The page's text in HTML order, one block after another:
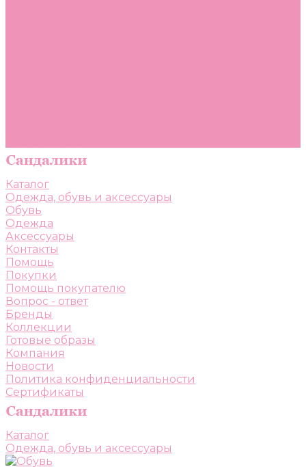
Каталог
Одежда, обувь и аксессуары
Обувь
Одежда
Аксессуары
Контакты
Помощь
Покупки
Помощь покупателю
Вопрос - ответ
Бренды
Коллекции
Готовые образы
Компания
Новости
Политика конфиденциальности
Сертификаты
Каталог
Одежда, обувь и аксессуары